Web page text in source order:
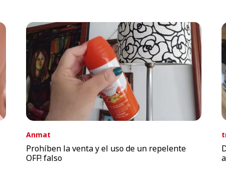
Anmat
Prohíben la venta y el uso de un repelente
OFF! falso